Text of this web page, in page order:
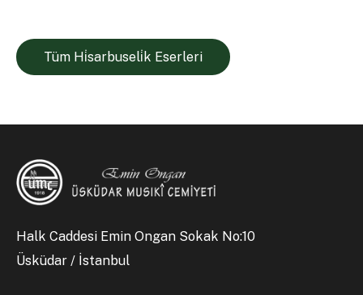
Tüm Hi̇sarbuseli̇k Eserleri
Halk Caddesi Emin Ongan Sokak No:10
Üsküdar / İstanbul